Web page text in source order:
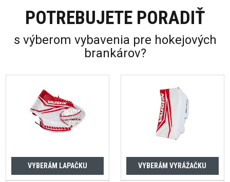
POTREBUJETE PORADIŤ
s výberom vybavenia pre hokejových
brankárov?
VYBERÁM LAPAČKU VYBERÁM VYRÁŽAČKU